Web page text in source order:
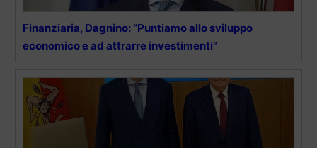
Finanziaria, Dagnino: “Puntiamo allo sviluppo
economico e ad attrarre investimenti”